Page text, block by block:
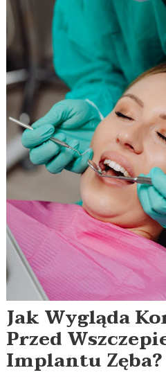
Jak Wygląda
Przed
Implantu Zęba?